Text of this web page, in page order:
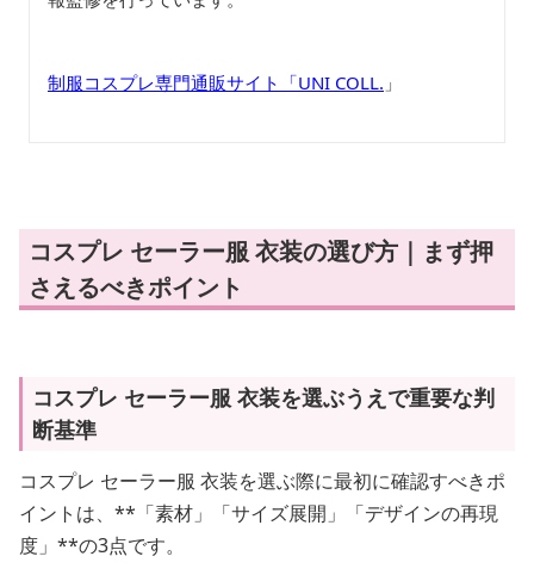
制服コスプレ専門通販サイト「UNI COLL. 」
コスプレ セーラー服 衣装の選び方｜まず押
さえるべきポイント
コスプレ セーラー服 衣装を選ぶうえで重要な判
断基準
コスプレ セーラー服 衣装を選ぶ際に最初に確認すべきポ
イントは、**「素材」「サイズ展開」「デザインの再現
度」**の3点です。